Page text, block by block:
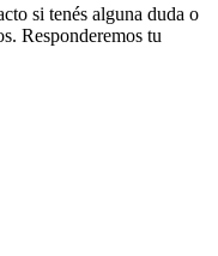
si tenés alguna duda o
Responderemos tu